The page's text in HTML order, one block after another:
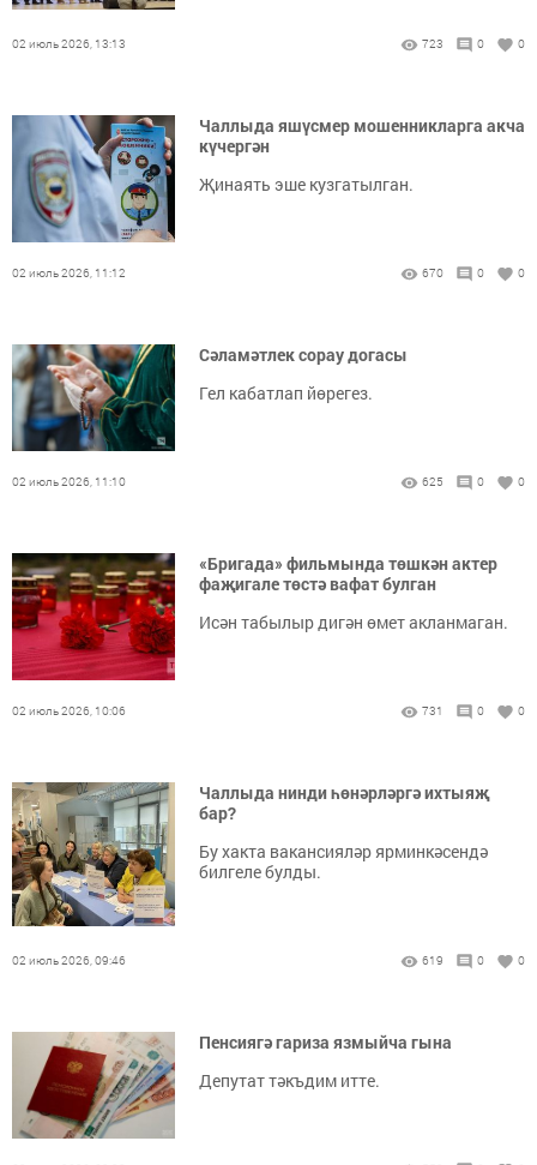
02 июль 2026, 13:13 723 0 0
Чаллыда яшүсмер мошенникларга акча
күчергән
Җинаять эше кузгатылган.
02 июль 2026, 11:12 670 0 0
Сәламәтлек сорау догасы
Гел кабатлап йөрегез.
02 июль 2026, 11:10 625 0 0
«Бригада» фильмында төшкән актер
фаҗигале төстә вафат булган
Исән табылыр дигән өмет акланмаган.
02 июль 2026, 10:06 731 0 0
Чаллыда нинди һөнәрләргә ихтыяҗ
бар?
Бу хакта вакансияләр ярминкәсендә
билгеле булды.
02 июль 2026, 09:46 619 0 0
Пенсиягә гариза язмыйча гына
Депутат тәкъдим итте.